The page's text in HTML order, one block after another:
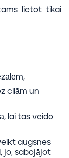
lietot tikai
cilām un
lai tas veido
augsnes
jo, sabojājot